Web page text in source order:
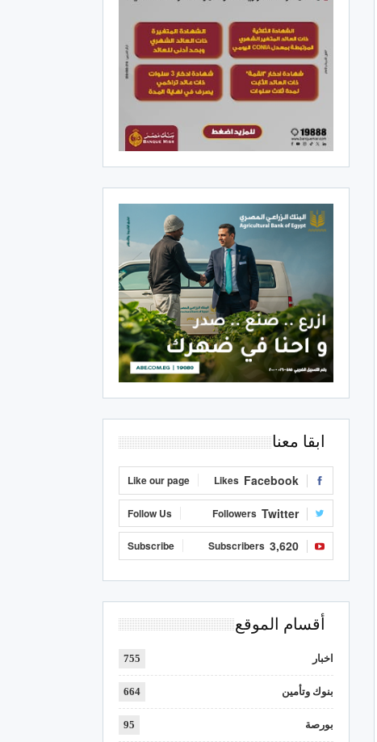
ابقا معنا
Facebook
Likes
Like our page
Twitter
Followers
Follow Us
3,620
Subscribers
Subscribe
أقسام الموقع
اخبار 755
بنوك وتأمين 664
بورصة 95